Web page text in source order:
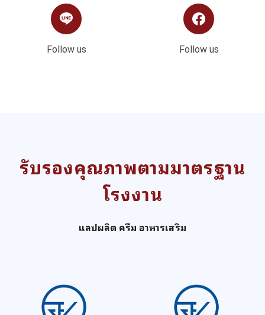
Follow us Follow us
รับรองคุณภาพตามมาตรฐาน
โรงงาน
แลปผลิต ครีม อาหารเสริม